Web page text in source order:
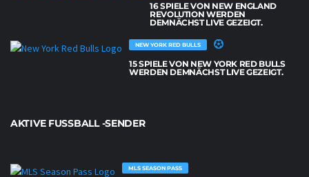
16 SPIELE VON NEW ENGLAND
REVOLUTION WERDEN
DEMNÄCHST LIVE GEZEIGT.
NEW YORK RED BULLS
15 SPIELE VON NEW YORK RED BULLS
WERDEN DEMNÄCHST LIVE GEZEIGT.
AKTIVE FUSSBALL -SENDER
MLS SEASON PASS